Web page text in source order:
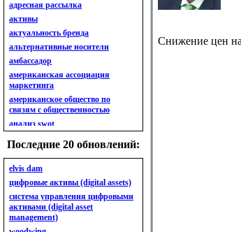
адресная рассылка
активы
актуальность бренда
альтернативные носители
амбассадор
американская ассоциация
маркетинга
американское общество по
связям с общественностью
анализ swot
анализ бизнес-портфеля
анализ имиджа
анализ кластерный
анализ конкурентов
анализ кросс-культурных
особенностей
Последние 20 обновлений:
elvis dam
цифровые активы (digital assets)
система управления цифровыми
активами (digital asset
management)
Снижение цен